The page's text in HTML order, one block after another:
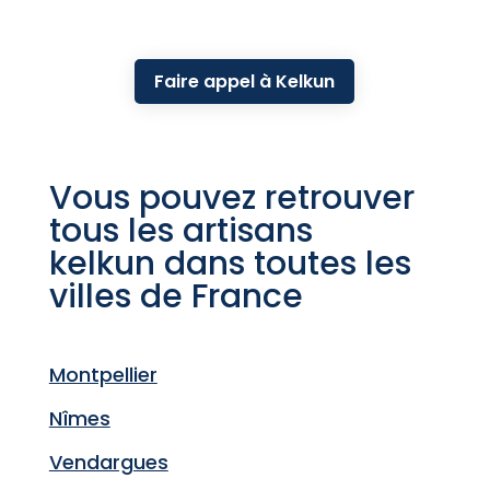
Faire appel à Kelkun
Vous pouvez retrouver
tous les artisans
kelkun dans toutes les
villes de France
Montpellier
Nîmes
Vendargues